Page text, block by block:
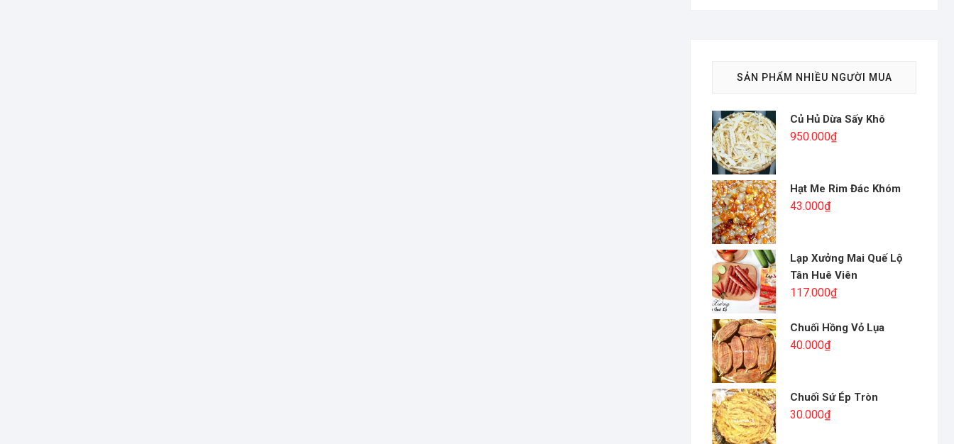
SẢN PHẨM NHIỀU NGƯỜI MUA
Củ Hủ Dừa Sấy Khô
950.000₫
Hạt Me Rim Đác Khóm
43.000₫
Lạp Xưởng Mai Quế Lộ
Tân Huê Viên
117.000₫
Chuối Hồng Vỏ Lụa
40.000₫
Chuối Sứ Ép Tròn
30.000₫